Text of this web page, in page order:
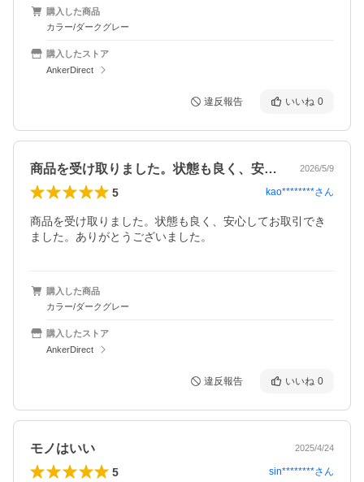
購入した商品
カラー/ダークグレー
購入したストア
AnkerDirect
違反報告 いいね 0
商品を受け取りました。状態も良く、安心… 2026/5/9
5 kao********さん
商品を受け取りました。状態も良く、安心してお取引でき
ました。ありがとうございました。
購入した商品
カラー/ダークグレー
購入したストア
AnkerDirect
違反報告 いいね 0
モノはいい 2025/4/24
5 sin********さん